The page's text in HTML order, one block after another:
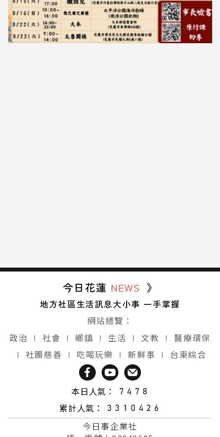
今日花蓮 NEWS 》
地方社區生活訊息大小事 一手掌握
網站總覽：
政治 ∣ 社會 ∣ 鄉鎮 ∣ 生活 ∣ 文教 ∣
醫療環保
∣ 社團慈善 ∣ 吃喝玩樂 ∣ 新鮮事 ∣ 台東綜合
本日人氣：
累計人氣：
今日事企業社